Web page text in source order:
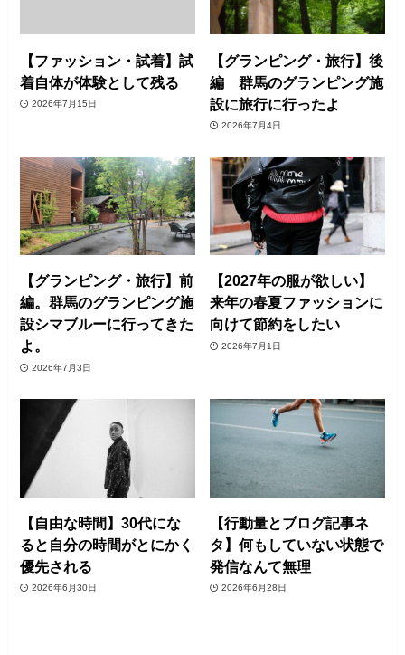
【ファッション・試着】試
着自体が体験として残る
2026年7月15日
【グランピング・旅行】後
編 群馬のグランピング施
設に旅行に行ったよ
2026年7月4日
【グランピング・旅行】前
編。群馬のグランピング施
設シマブルーに行ってきた
よ。
2026年7月3日
【2027年の服が欲しい】
来年の春夏ファッションに
向けて節約をしたい
2026年7月1日
【自由な時間】30代にな
ると自分の時間がとにかく
優先される
2026年6月30日
【行動量とブログ記事ネ
タ】何もしていない状態で
発信なんて無理
2026年6月28日